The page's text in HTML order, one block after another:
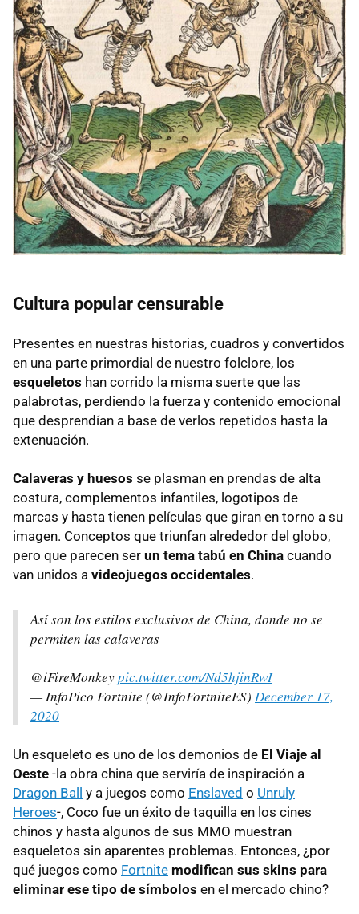
Cultura popular censurable
Presentes en nuestras historias, cuadros y convertidos
en una parte primordial de nuestro folclore, los
esqueletos han corrido la misma suerte que las
palabrotas, perdiendo la fuerza y contenido emocional
que desprendían a base de verlos repetidos hasta la
extenuación.
Calaveras y huesos se plasman en prendas de alta
costura, complementos infantiles, logotipos de
marcas y hasta tienen películas que giran en torno a su
imagen. Conceptos que triunfan alrededor del globo,
pero que parecen ser un tema tabú en China cuando
van unidos a videojuegos occidentales.
Así son los estilos exclusivos de China, donde no se
permiten las calaveras
@iFireMonkeypic.twitter.com/Nd5hjinRwI
— InfoPico Fortnite (@InfoFortniteES) December 17,
2020
Un esqueleto es uno de los demonios de El Viaje al
Oeste -la obra china que serviría de inspiración a
Dragon Ball y a juegos como Enslaved o Unruly
Heroes-, Coco fue un éxito de taquilla en los cines
chinos y hasta algunos de sus MMO muestran
esqueletos sin aparentes problemas. Entonces, ¿por
qué juegos como Fortnite modifican sus skins para
eliminar ese tipo de símbolos en el mercado chino?